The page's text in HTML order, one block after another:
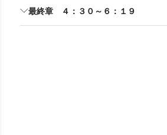
最終章 ４：３０～６：１９